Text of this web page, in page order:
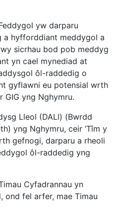
yw darparu
a hyfforddiant meddygol a
sicrhau bod pob meddyg
yn cael mynediad at
ôl-raddedig o
gyflawni eu potensial wrth
GIG yng Nghymru.
Lleol (DALl) (Bwrdd
yng Nghymru, ceir ‘Tîm y
gefnogi, darparu a rheoli
ôl-raddedig yng
Cyfadrannau yn
ond fel arfer, mae Timau